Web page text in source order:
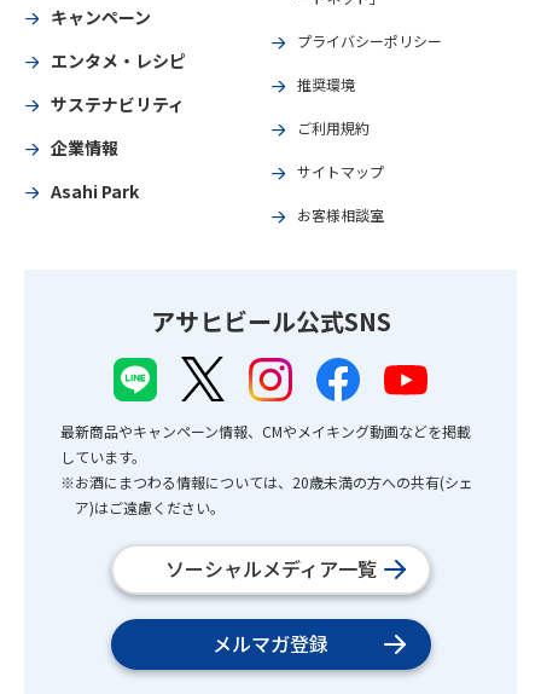
キャンペーン
エンタメ・レシピ
サステナビリティ
企業情報
Asahi Park
プライバシーポリシー
推奨環境
ご利用規約
サイトマップ
お客様相談室
アサヒビール公式SNS
最新商品やキャンペーン情報、CMやメイキング動画などを掲載
しています。
※お酒にまつわる情報については、20歳未満の方への共有(シェ
ア)はご遠慮ください。
ソーシャルメディア一覧
メルマガ登録